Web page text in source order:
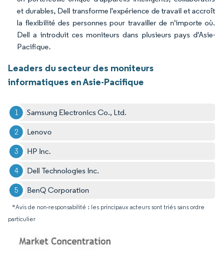
et durables, Dell transforme l'expérience de travail et accroît
la flexibilité des personnes pour travailler de n'importe où.
Dell a introduit ces moniteurs dans plusieurs pays d'Asie-
Pacifique.
Leaders du secteur des moniteurs
informatiques en Asie-Pacifique
Samsung Electronics Co., Ltd.
Lenovo
HP Inc.
Dell Technologies Inc.
BenQ Corporation
*Avis de non-responsabilité : les principaux acteurs sont triés sans ordre
particulier